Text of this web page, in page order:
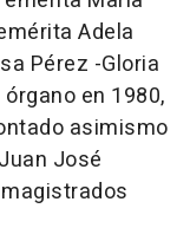
Adela
Pérez -Gloria
en 1980,
asimismo
José